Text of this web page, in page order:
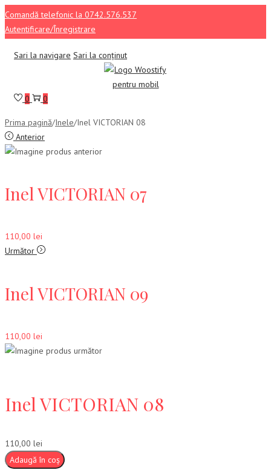
Comandă telefonic la 0742.576.537
Autentificare/Înregistrare
Sari la navigare Sari la conținut
0 0
Prima pagină/Inele/Inel VICTORIAN 08
Anterior
Inel VICTORIAN 07
110,00 lei
Următor
Inel VICTORIAN 09
110,00 lei
Inel VICTORIAN 08
110,00 lei
Adaugă în coș